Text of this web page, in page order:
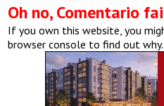
Oh no, Comentario
If you own this website, you
browser console to find out why.